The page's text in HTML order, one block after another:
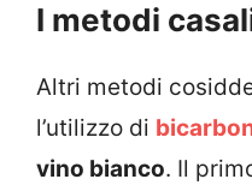
I metodi
Altri metodi
l’utilizzo di
vino bianco. Il